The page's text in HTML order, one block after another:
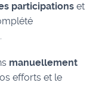
participations et
manuellement
efforts et le